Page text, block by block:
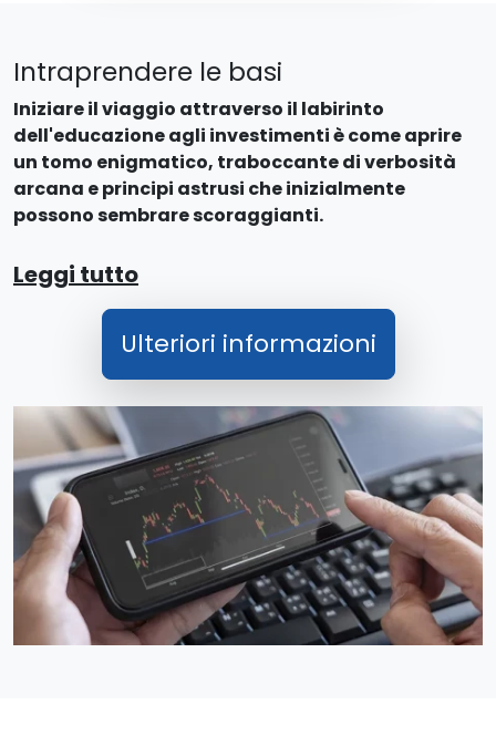
Intraprendere le basi
Iniziare il viaggio attraverso il labirinto
dell'educazione agli investimenti è come aprire
un tomo enigmatico, traboccante di verbosità
arcana e principi astrusi che inizialmente
possono sembrare scoraggianti.
Leggi tutto
Ulteriori informazioni